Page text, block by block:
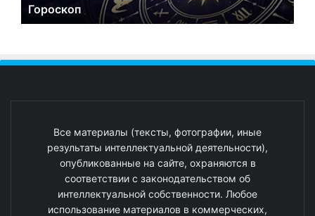
Гороскоп
Все материалы (тексты, фотографии, иные
результаты интеллектуальной деятельности),
опубликованные на сайте, охраняются в
соответствии с законодательством об
интеллектуальной собственности. Любое
использование материалов в коммерческих,